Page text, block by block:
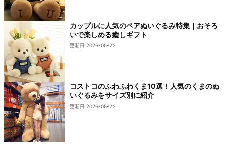
カップルに人気のペアぬいぐるみ特集｜おそろ
いで楽しめる癒しギフト
更新日 2026-05-22
コストコのふわふわくま10選！人気のくまのぬ
いぐるみをサイズ別に紹介
更新日 2026-05-22